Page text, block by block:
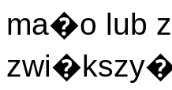
ma�o lub
zwi�kszy�